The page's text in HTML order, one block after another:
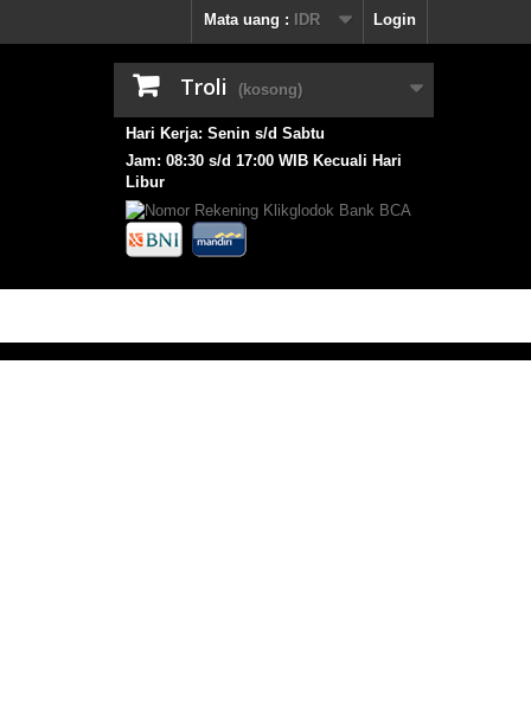
Login
Mata uang : IDR
Troli (kosong)
Hari Kerja: Senin s/d Sabtu
Jam: 08:30 s/d 17:00 WIB Kecuali Hari
Libur